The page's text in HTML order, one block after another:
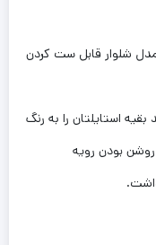
شلوار قابل ست کردن
استایلتان را به رنگ
روشن بودن رویه